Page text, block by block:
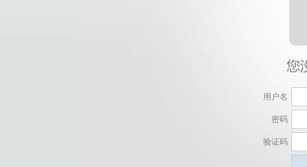
用户名
密码
验证码